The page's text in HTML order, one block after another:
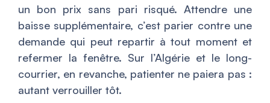
un bon prix sans pari risqué. Attendre une
baisse supplémentaire, c’est parier contre une
demande qui peut repartir à tout moment et
refermer la fenêtre. Sur l’Algérie et le long-
courrier, en revanche, patienter ne paiera pas :
autant verrouiller tôt.